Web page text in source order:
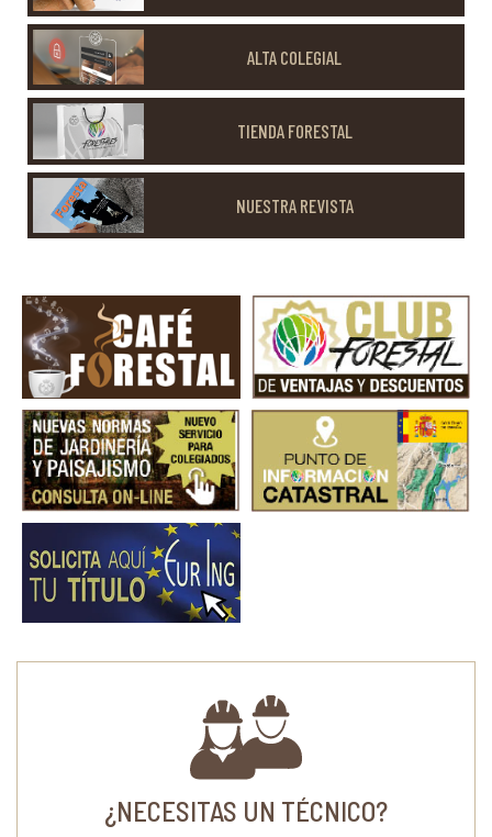
ALTA COLEGIAL
TIENDA FORESTAL
NUESTRA REVISTA
¿NECESITAS UN TÉCNICO?